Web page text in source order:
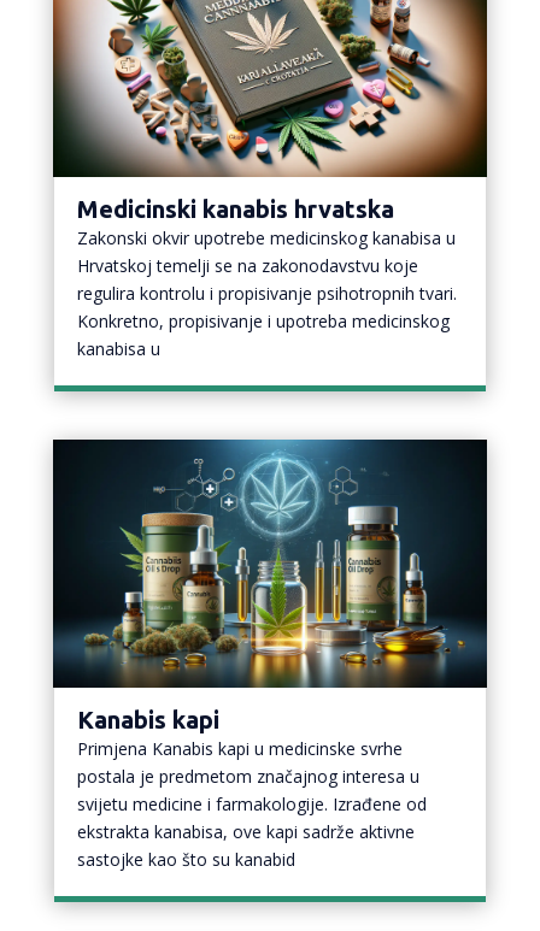
Medicinski kanabis hrvatska
Zakonski okvir upotrebe medicinskog kanabisa u
Hrvatskoj temelji se na zakonodavstvu koje
regulira kontrolu i propisivanje psihotropnih tvari.
Konkretno, propisivanje i upotreba medicinskog
kanabisa u
Kanabis kapi
Primjena Kanabis kapi u medicinske svrhe
postala je predmetom značajnog interesa u
svijetu medicine i farmakologije. Izrađene od
ekstrakta kanabisa, ove kapi sadrže aktivne
sastojke kao što su kanabid